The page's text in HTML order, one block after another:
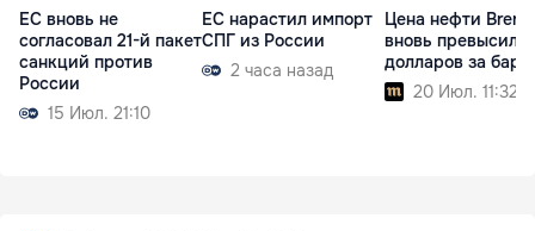
ЕС вновь не
согласовал 21-й пакет
санкций против
России
15 Июл. 21:10
ЕС нарастил импорт
СПГ из России
2 часа назад
Цена нефти Brent
вновь превысила
долларов за
20 Июл. 11:32